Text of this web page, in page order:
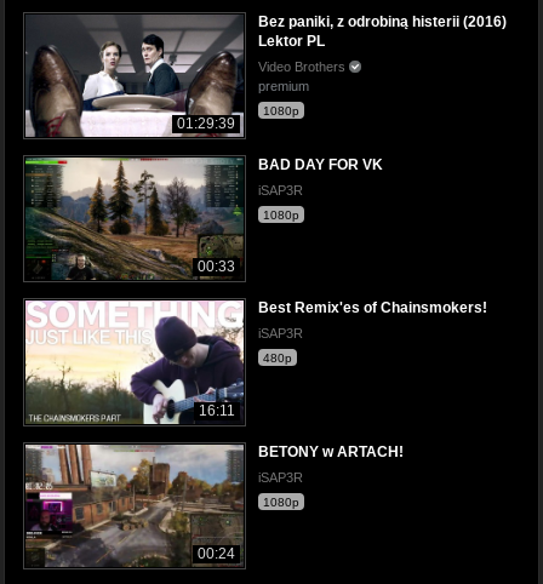
01:29:39
Bez paniki, z odrobiną histerii (2016)
Lektor PL
Video Brothers
premium
1080p
00:33
BAD DAY FOR VK
iSAP3R
1080p
16:11
Best Remix'es of Chainsmokers!
iSAP3R
480p
00:24
BETONY w ARTACH!
iSAP3R
1080p